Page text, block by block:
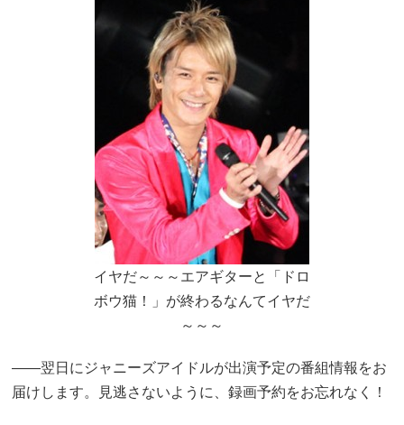
イヤだ～～～エアギターと「ドロ
ボウ猫！」が終わるなんてイヤだ
～～～
――翌日にジャニーズアイドルが出演予定の番組情報をお
届けします。見逃さないように、録画予約をお忘れなく！